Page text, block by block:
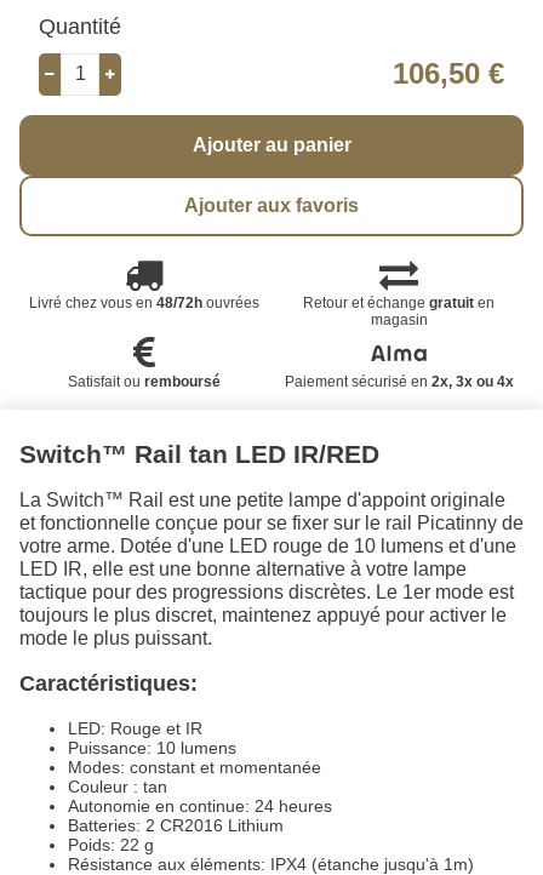
Quantité
106,50 €
Ajouter au panier
Ajouter aux favoris
Livré chez vous en 48/72houvrées Retour et échangegratuit en
magasin
Satisfait ou remboursé Paiement sécurisé en 2x, 3x ou 4x
Switch™ Rail tan LED IR/RED
La Switch™ Rail est une petite lampe d'appoint originale
et fonctionnelle conçue pour se fixer sur le rail Picatinny de
votre arme. Dotée d'une LED rouge de 10 lumens et d'une
LED IR, elle est une bonne alternative à votre lampe
tactique pour des progressions discrètes. Le 1er mode est
toujours le plus discret, maintenez appuyé pour activer le
mode le plus puissant.
Caractéristiques:
LED: Rouge et IR
Puissance: 10 lumens
Modes: constant et momentanée
Couleur : tan
Autonomie en continue: 24 heures
Batteries: 2 CR2016 Lithium
Poids: 22 g
Résistance aux éléments: IPX4 (étanche jusqu'à 1m)